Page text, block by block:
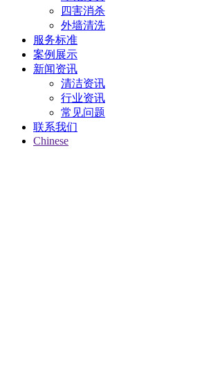
四害消杀
外墙清洗
服务标准
案例展示
新闻资讯
清洁资讯
行业资讯
常见问题
联系我们
Chinese